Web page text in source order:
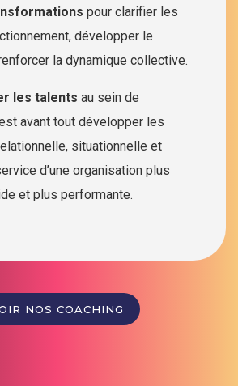
pour clarifier les
développer le
la dynamique collective.
les talents au sein de
avant tout développer les
situationnelle et
d’une organisation plus
et plus performante.
NOS COACHING